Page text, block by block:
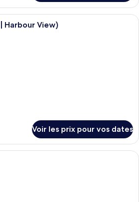
Une chambre d’hôtel avec un grand
Harbour View)
Voir les prix pour vos dates